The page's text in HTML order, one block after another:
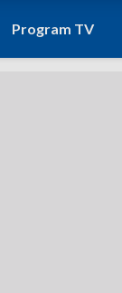
Program TV